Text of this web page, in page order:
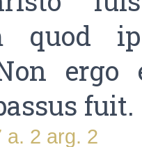
quod
ergo
fuit.
a. 2 arg. 2